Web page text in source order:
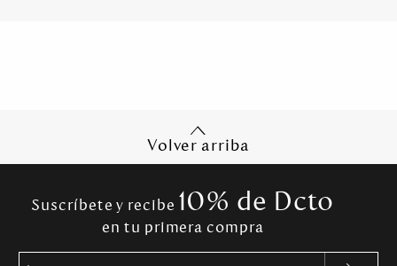
Volver arriba
Suscríbete y recibe 10% de Dcto
en tu primera compra